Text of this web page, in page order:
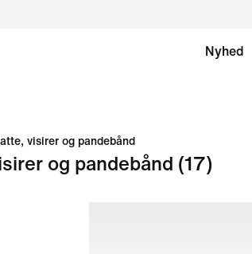
Nyhed
visirer og pandebånd
og pandebånd (17)